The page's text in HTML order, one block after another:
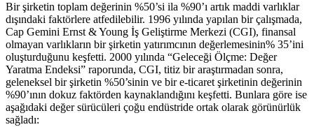
Bir şirketin toplam değerinin %50’si ila %90’ı artık maddi varlıklar
dışındaki faktörlere atfedilebilir. 1996 yılında yapılan bir çalışmada,
Cap Gemini Ernst & Young İş Geliştirme Merkezi (CGI), finansal
olmayan varlıkların bir şirketin yatırımcının değerlemesinin% 35’ini
oluşturduğunu keşfetti. 2000 yılında “Geleceği Ölçme: Değer
Yaratma Endeksi” raporunda, CGI, titiz bir araştırmadan sonra,
geleneksel bir şirketin %50’sinin ve bir e-ticaret şirketinin değerinin
%90’ının dokuz faktörden kaynaklandığını keşfetti. Bunlara göre ise
aşağıdaki değer sürücüleri çoğu endüstride ortak olarak görünürlük
sağladı: